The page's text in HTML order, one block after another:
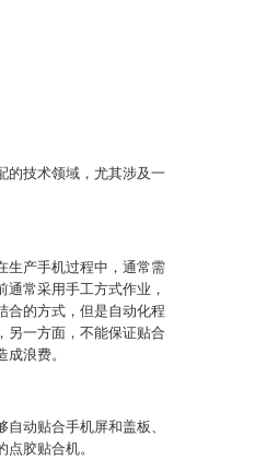
的技术领域，尤其涉及一
生产手机过程中，通常需
常采用手工方式作业，
合的方式，但是自动化程
另一方面，不能保证贴合
浪费。
动贴合手机屏和盖板、
胶贴合机。